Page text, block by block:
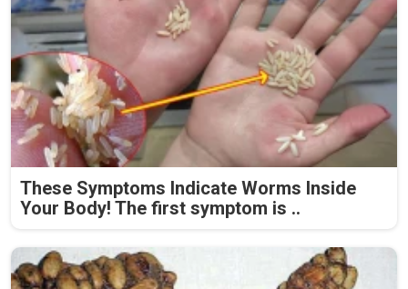
These Symptoms Indicate Worms Inside
Your Body! The first symptom is ..